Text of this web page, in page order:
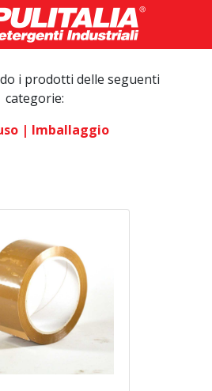
i prodotti delle seguenti
categorie:
| Imballaggio